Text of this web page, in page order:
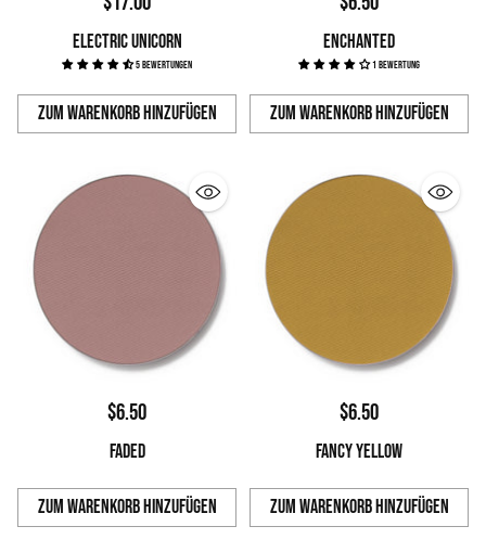
ELECTRIC UNICORN
5 Bewertungen
Zum Warenkorb hinzufügen
Anzahl
ENCHANTED
1 Bewertung
Zum Warenkorb hinzufügen
Anzahl
$6.50
FADED
Zum Warenkorb hinzufügen
Anzahl
$6.50
FANCY YELLOW
Zum Warenkorb hinzufügen
Anzahl